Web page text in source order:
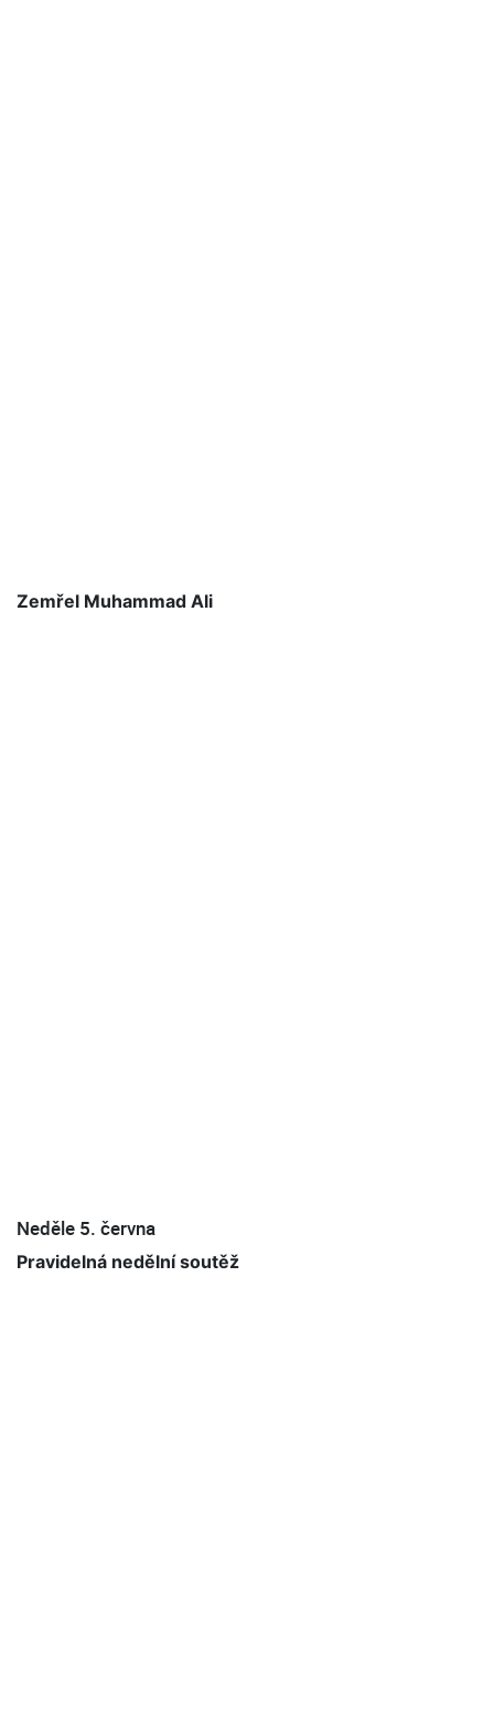
Zemřel Muhammad Ali
Neděle 5. června
Pravidelná nedělní soutěž